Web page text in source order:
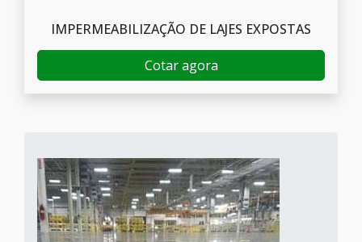
IMPERMEABILIZAÇÃO DE LAJES EXPOSTAS
Cotar agora